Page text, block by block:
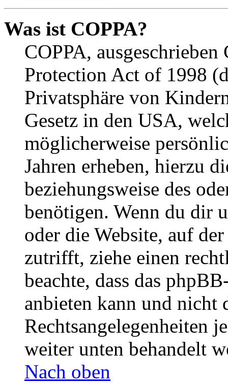
Was ist COPPA?
COPPA,
Protection Act of 1998
Privatsphäre von
Gesetz in den USA,
möglicherweise
Jahren erheben, hierzu
beziehungsweise des
benötigen. Wenn du dir
oder die Website, auf
zutrifft, ziehe einen
beachte, dass das
anbieten kann und nicht
Rechtsangelegenheiten
weiter unten behandelt
Nach oben